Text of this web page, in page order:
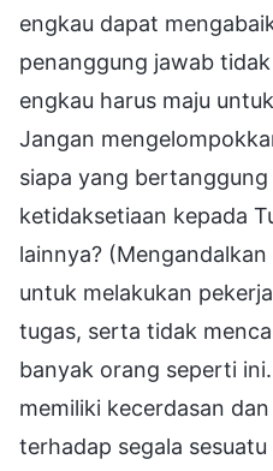
engkau dapat
penanggung jawab
engkau harus maju
Jangan
siapa yang
ketidaksetiaan kepada
lainnya?
untuk melakukan
tugas, serta tidak
banyak orang seperti
memiliki kecerdasan
terhadap segala